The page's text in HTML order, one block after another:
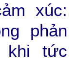
xúc:
phản
khi tức